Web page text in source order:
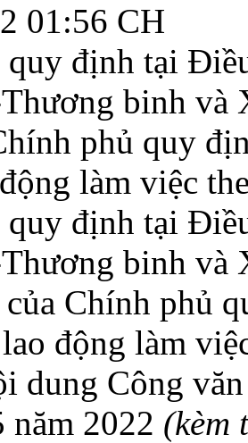
01:56 CH
định tại
binh và
phủ quy
làm việc
định tại
binh và
Chính phủ
động làm
dung Công
năm 2022 (kèm